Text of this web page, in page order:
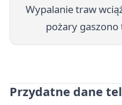
Wypalanie traw
pożary gaszono
Przydatne dane